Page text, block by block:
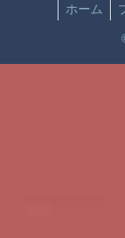
ホーム